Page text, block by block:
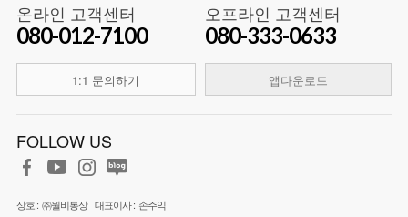
온라인 고객센터
080-012-7100
1:1 문의하기
오프라인 고객센터
080-333-0633
앱다운로드
FOLLOW US
상호 : ㈜월비통상 대표이사 : 손주익